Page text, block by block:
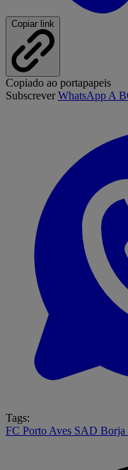
Copiar link
Copiado ao portapapeis
SubscreverWhatsApp A
Tags:
FC Porto Aves SAD Borja